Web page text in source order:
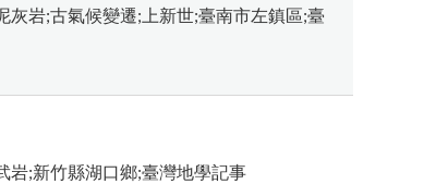
灰岩;古氣候變遷;上新世;臺南市左鎮區;臺
岩;新竹縣湖口鄉;臺灣地學記事